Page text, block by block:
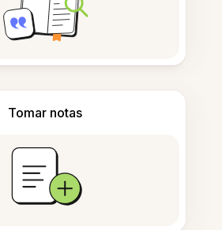
Tomar notas